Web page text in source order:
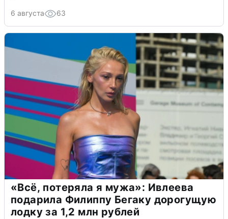
6 августа 63
«Всё, потеряла я мужа»: Ивлеева
подарила Филиппу Бегаку дорогущую
лодку за 1,2 млн рублей